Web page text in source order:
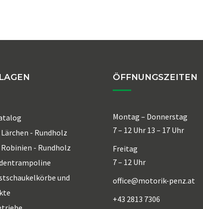
- Rundholz
- Rundholz
und
ÖFFNUNGSZEITEN
Montag – Donnerstag
7 – 12 Uhr 13 – 17 Uhr
Freitag
7 – 12 Uhr
office@motorik-penz.at
+43 2813 7306